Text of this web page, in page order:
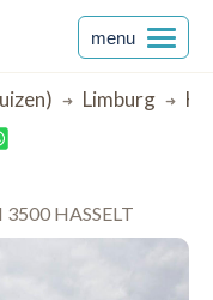
menu
Limburg
HASSELT